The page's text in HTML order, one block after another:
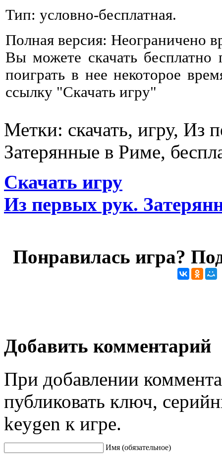
Тип: условно-бесплатная.
Полная версия: Неограничено
Вы можете скачать
поиграть в нее некоторое
ссылку "Скачать игру"
Метки: скачать, игру, Из
Затерянные в Риме,
Скачать игру
Из первых рук.
Понравилась игра?
Добавить комментарий
При добавлении
публиковать ключ,
keygen к игре.
Имя (обязательное)